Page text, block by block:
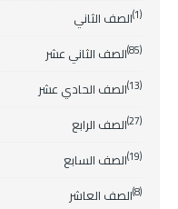
الصف الثاني (1)
الصف الثاني عشر (85)
الصف الحادي عشر (13)
الصف الرابع (27)
الصف السابع (19)
الصف العاشر (8)